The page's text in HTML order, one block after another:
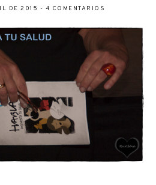
DE 2015 - 4 COMENTARIOS